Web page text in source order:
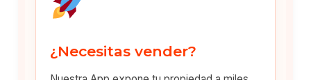
¿Necesitas vender?